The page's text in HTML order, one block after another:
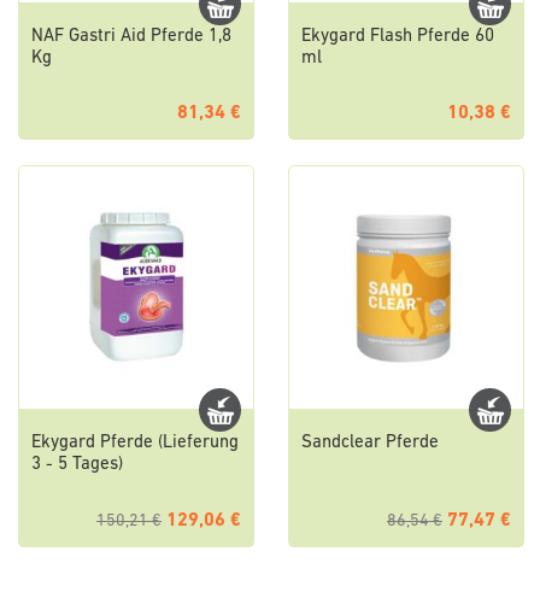
NAF Gastri Aid Pferde 1,8
Kg
81,34 €
Ekygard Flash Pferde 60
ml
10,38 €
Ekygard Pferde (Lieferung
3 - 5 Tages)
150,21 € 129,06 €
Sandclear Pferde
86,54 € 77,47 €